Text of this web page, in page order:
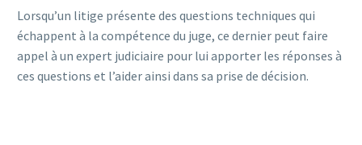
Lorsqu’un litige présente des questions techniques qui
échappent à la compétence du juge, ce dernier peut faire
appel à un expert judiciaire pour lui apporter les réponses à
ces questions et l’aider ainsi dans sa prise de décision.